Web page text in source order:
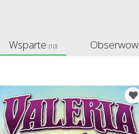
Wsparte (10)